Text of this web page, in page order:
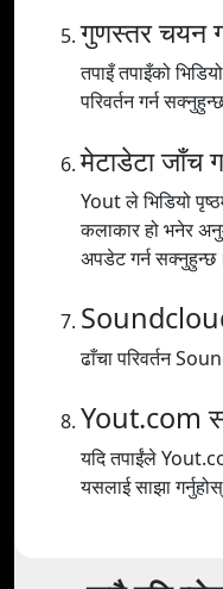
गुणस्तर चयन
तपाइँ तपाइँको
परिवर्तन गर्न
मेटाडेटा जाँच
Yout ले भिडियो
कलाकार हो भनेर
अपडेट गर्न
ढाँचा परिवर्तन
Yout.com
यदि तपाईंले
यसलाई साझा